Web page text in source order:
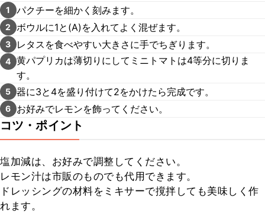
1 パクチーを細かく刻みます。
2 ボウルに1と(A)を入れてよく混ぜます。
3 レタスを食べやすい大きさに手でちぎります。
4 黄パプリカは薄切りにしてミニトマトは4等分に切りま
す。
5 器に3と4を盛り付けて2をかけたら完成です。
6 お好みでレモンを飾ってください。
コツ・ポイント
塩加減は、お好みで調整してください。
レモン汁は市販のものでも代用できます。
ドレッシングの材料をミキサーで撹拌しても美味しく作
れます。